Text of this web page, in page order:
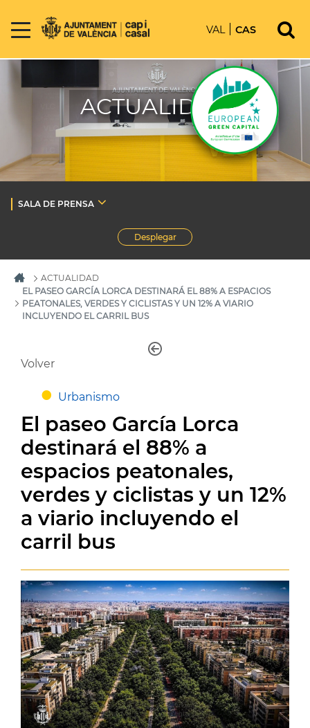
VAL CAS
ACTUALIDAD
SALA DE PRENSA
Desplegar
ACTUALIDAD
EL PASEO GARCÍA LORCA DESTINARÁ EL 88% A ESPACIOS
PEATONALES, VERDES Y CICLISTAS Y UN 12% A VIARIO
INCLUYENDO EL CARRIL BUS
Volver
Urbanismo
El paseo García Lorca
destinará el 88% a
espacios peatonales,
verdes y ciclistas y un 12%
a viario incluyendo el
carril bus